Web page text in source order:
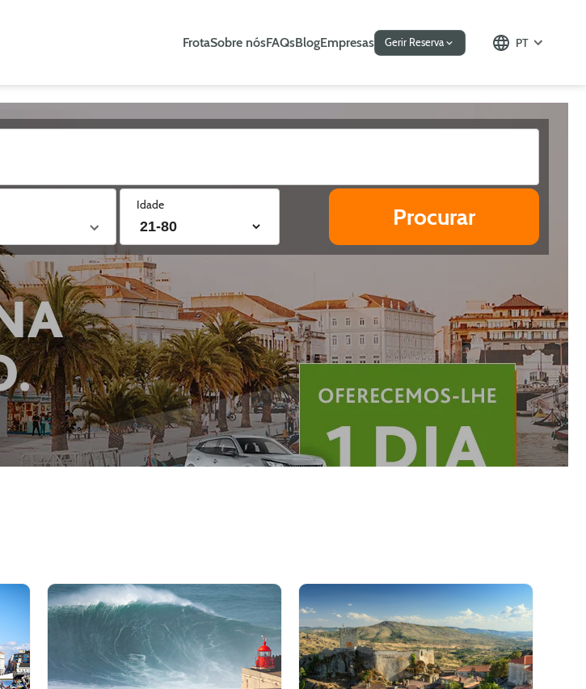
FrotaSobre nósFAQsBlogEmpresas Gerir Reserva PT
Idade